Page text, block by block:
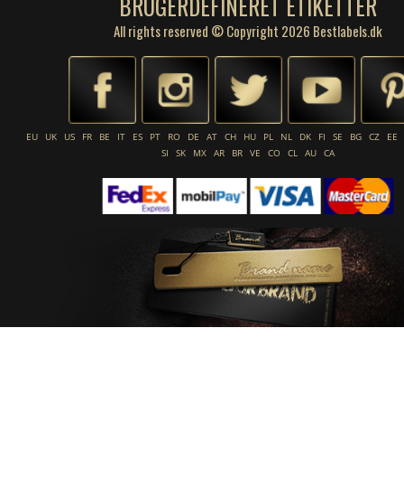
All rights reserved © Copyright 2026 Bestlabels.dk
EU UK US FR BE IT ES PT RO DE AT CH HU PL NL DK FI SE BG CZ
EE
SI
SK MX AR BR VE CO CL AU CA